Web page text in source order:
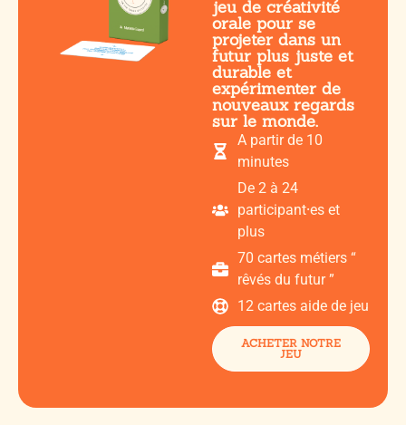
jeu de créativité
orale pour se
projeter dans un
futur plus juste et
durable et
expérimenter de
nouveaux regards
sur le monde.
A partir de 10
minutes
De 2 à 24
participant⸱es et
plus
70 cartes métiers “
rêvés du futur ”
12 cartes aide de jeu
ACHETER NOTRE
JEU